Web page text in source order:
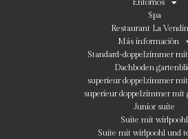
Entornos
Spa
Restaurant La
Más información
Standard-doppelzimmer
Dachboden
superieur doppelzimmer
superieur doppelzimmer mit
Junior suite
Suite mit wirlpoohl
Suite mit wirlpoohl und